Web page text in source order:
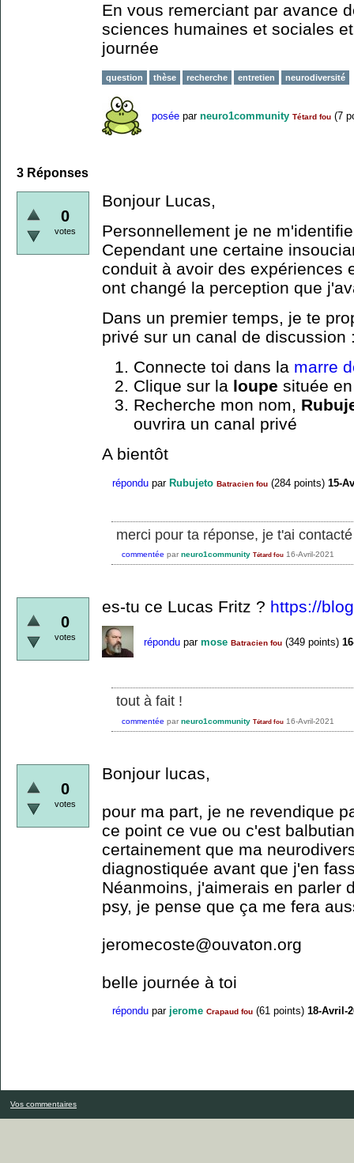
En vous remerciant par avance
sciences humaines et sociales
journée
question thèse recherche entretien neurodiversité
posée par neuro1community Tétard fou (7
3 Réponses
0
votes
Bonjour Lucas,
Personnellement je ne
Cependant une certaine
conduit à avoir des expériences
ont changé la perception que
Dans un premier temps, je te
privé sur un canal de discussion
Connecte toi dans la marre
Clique sur la loupe située
Recherche mon nom,
ouvrira un canal privé
A bientôt
répondu par Rubujeto Batracien fou (284 points) 15-
merci pour ta réponse, je t'ai
commentée par neuro1community Tétard fou 16-Avril-2021
0
votes
es-tu ce Lucas Fritz ? https://
répondu par mose Batracien fou (349 points)
tout à fait !
commentée par neuro1community Tétard fou 16-Avril-2021
0
votes
Bonjour lucas,
pour ma part, je ne revendique
ce point ce vue ou c'est
certainement que ma
diagnostiquée avant que j'en
Néanmoins, j'aimerais en parler
psy, je pense que ça me fera
jeromecoste@ouvaton.org
belle journée à toi
répondu par jerome Crapaud fou (61 points) 18-Avril-
Vos commentaires